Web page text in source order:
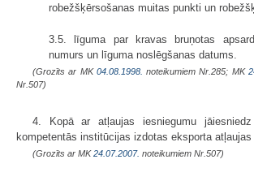
robežšķērsošanas muitas punkti un
3.5. līguma par kravas bruņotas
numurs un līguma noslēgšanas datums.
(Grozīts ar MK 04.08.1998. noteikumiem Nr.285; MK
Nr.507)
4. Kopā ar atļaujas iesniegumu
kompetentās institūcijas izdotas eksporta atļaujas
(Grozīts ar MK24.07.2007. noteikumiem Nr.507)